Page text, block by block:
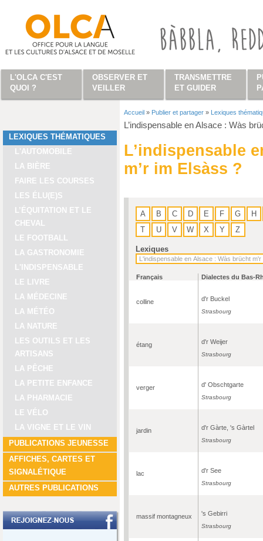
LEXIQUES THÉMATIQUES
L'AUTOMOBILE
LA BIÈRE
FAIRE LES COURSES
LES ÉLU(E)S
L’ÉQUITATION ET LE
CHEVAL
LE FOOTBALL
LA GASTRONOMIE
L'INDISPENSABLE
LE LIVRE
LA MÉDECINE
LA MÉTÉO
LA NATURE
LES OUTILS ET LES
ARTISANS
LA PÊCHE
LA PETITE ENFANCE
LA PHARMACIE
LE VÉLO
LA VIGNE ET LE VIN
PUBLICATIONS JEUNESSE
AFFICHES, CARTES ET
SIGNALÉTIQUE
AUTRES PUBLICATIONS
Vous êtes ici
Accueil » Publier et partager » Lexiques
L’indispensable en Alsace : Wàs
L’indispensable
m’r im Elsàss ?
A B C D E F G
H
T
U V W X Y Z
Lexiques
Français Dialectes du Bas-
colline d'r Buckel
Strasbourg
étang d'r Weijer
Strasbourg
verger d' Obschtgarte
Strasbourg
jardin d'r Gàrte, 's Gàrtel
Strasbourg
lac d'r See
Strasbourg
massif montagneux 's Gebirri
Strasbourg
L'OLCA C'EST
QUOI ?
OBSERVER ET
VEILLER
TRANSMETTRE
ET GUIDER